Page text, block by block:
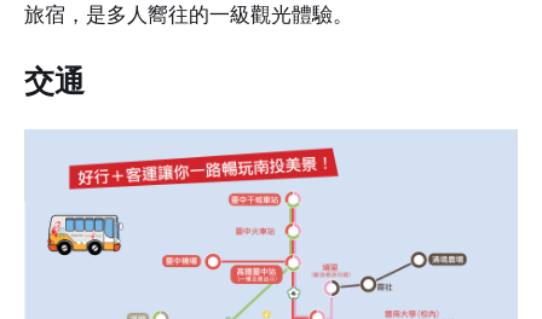
旅宿，是多人嚮往的一級觀光體驗。
交通